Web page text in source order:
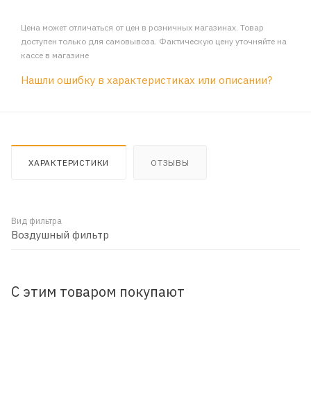
Цена может отличаться от цен в розничных магазинах. Товар
доступен только для самовывоза. Фактическую цену уточняйте на
кассе в магазине
Нашли ошибку в характеристиках или описании?
ХАРАКТЕРИСТИКИ ОТЗЫВЫ
Вид фильтра
Воздушный фильтр
С этим товаром покупают